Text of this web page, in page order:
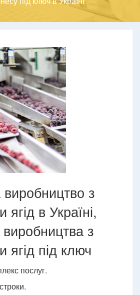
виробництво з
ягід в Україні,
виробництва з
ягід під ключ
послуг.